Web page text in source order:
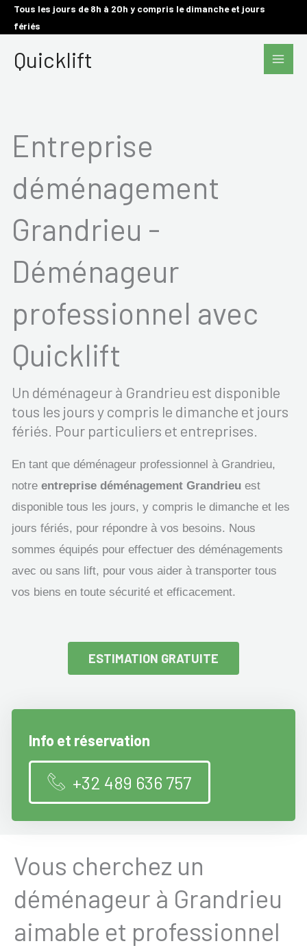
AllerTous les jours de 8h à 20h y compris le dimanche et jours
fériés
Quicklift
Main
Entreprise
déménagement
Grandrieu -
Déménageur
professionnel avec
Quicklift
Un déménageur à Grandrieu est disponible
tous les jours y compris le dimanche et jours
fériés. Pour particuliers et entreprises.
En tant que déménageur professionnel à Grandrieu,
notre entreprise déménagement Grandrieu est
disponible tous les jours, y compris le dimanche et les
jours fériés, pour répondre à vos besoins. Nous
sommes équipés pour effectuer des déménagements
avec ou sans lift, pour vous aider à transporter tous
vos biens en toute sécurité et efficacement.
ESTIMATION GRATUITE
Info et réservation
+32 489 636 757
Vous cherchez un
déménageur à Grandrieu
aimable et professionnel